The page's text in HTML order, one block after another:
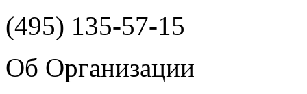
(495) 135-57-15
Об Организации